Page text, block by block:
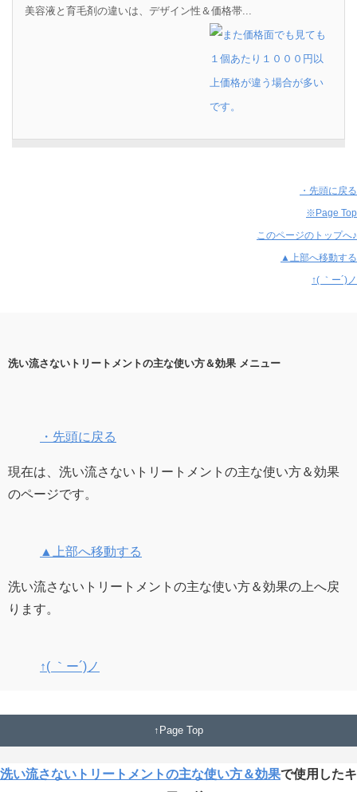
美容液と育毛剤の違いは、デザイン性＆価格帯...
・先頭に戻る
※Page Top
このページのトップへ♪
▲上部へ移動する
↑( ｀ー´)ノ
洗い流さないトリートメントの主な使い方＆効果 メニュー
・先頭に戻る
現在は、洗い流さないトリートメントの主な使い方＆効果
のページです。
▲上部へ移動する
洗い流さないトリートメントの主な使い方＆効果の上へ戻
ります。
↑( ｀ー´)ノ
Page Top
洗い流さないトリートメントの主な使い方＆効果で使用したキ